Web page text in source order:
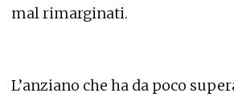
mal rimarginati.
L’anziano che ha da poco